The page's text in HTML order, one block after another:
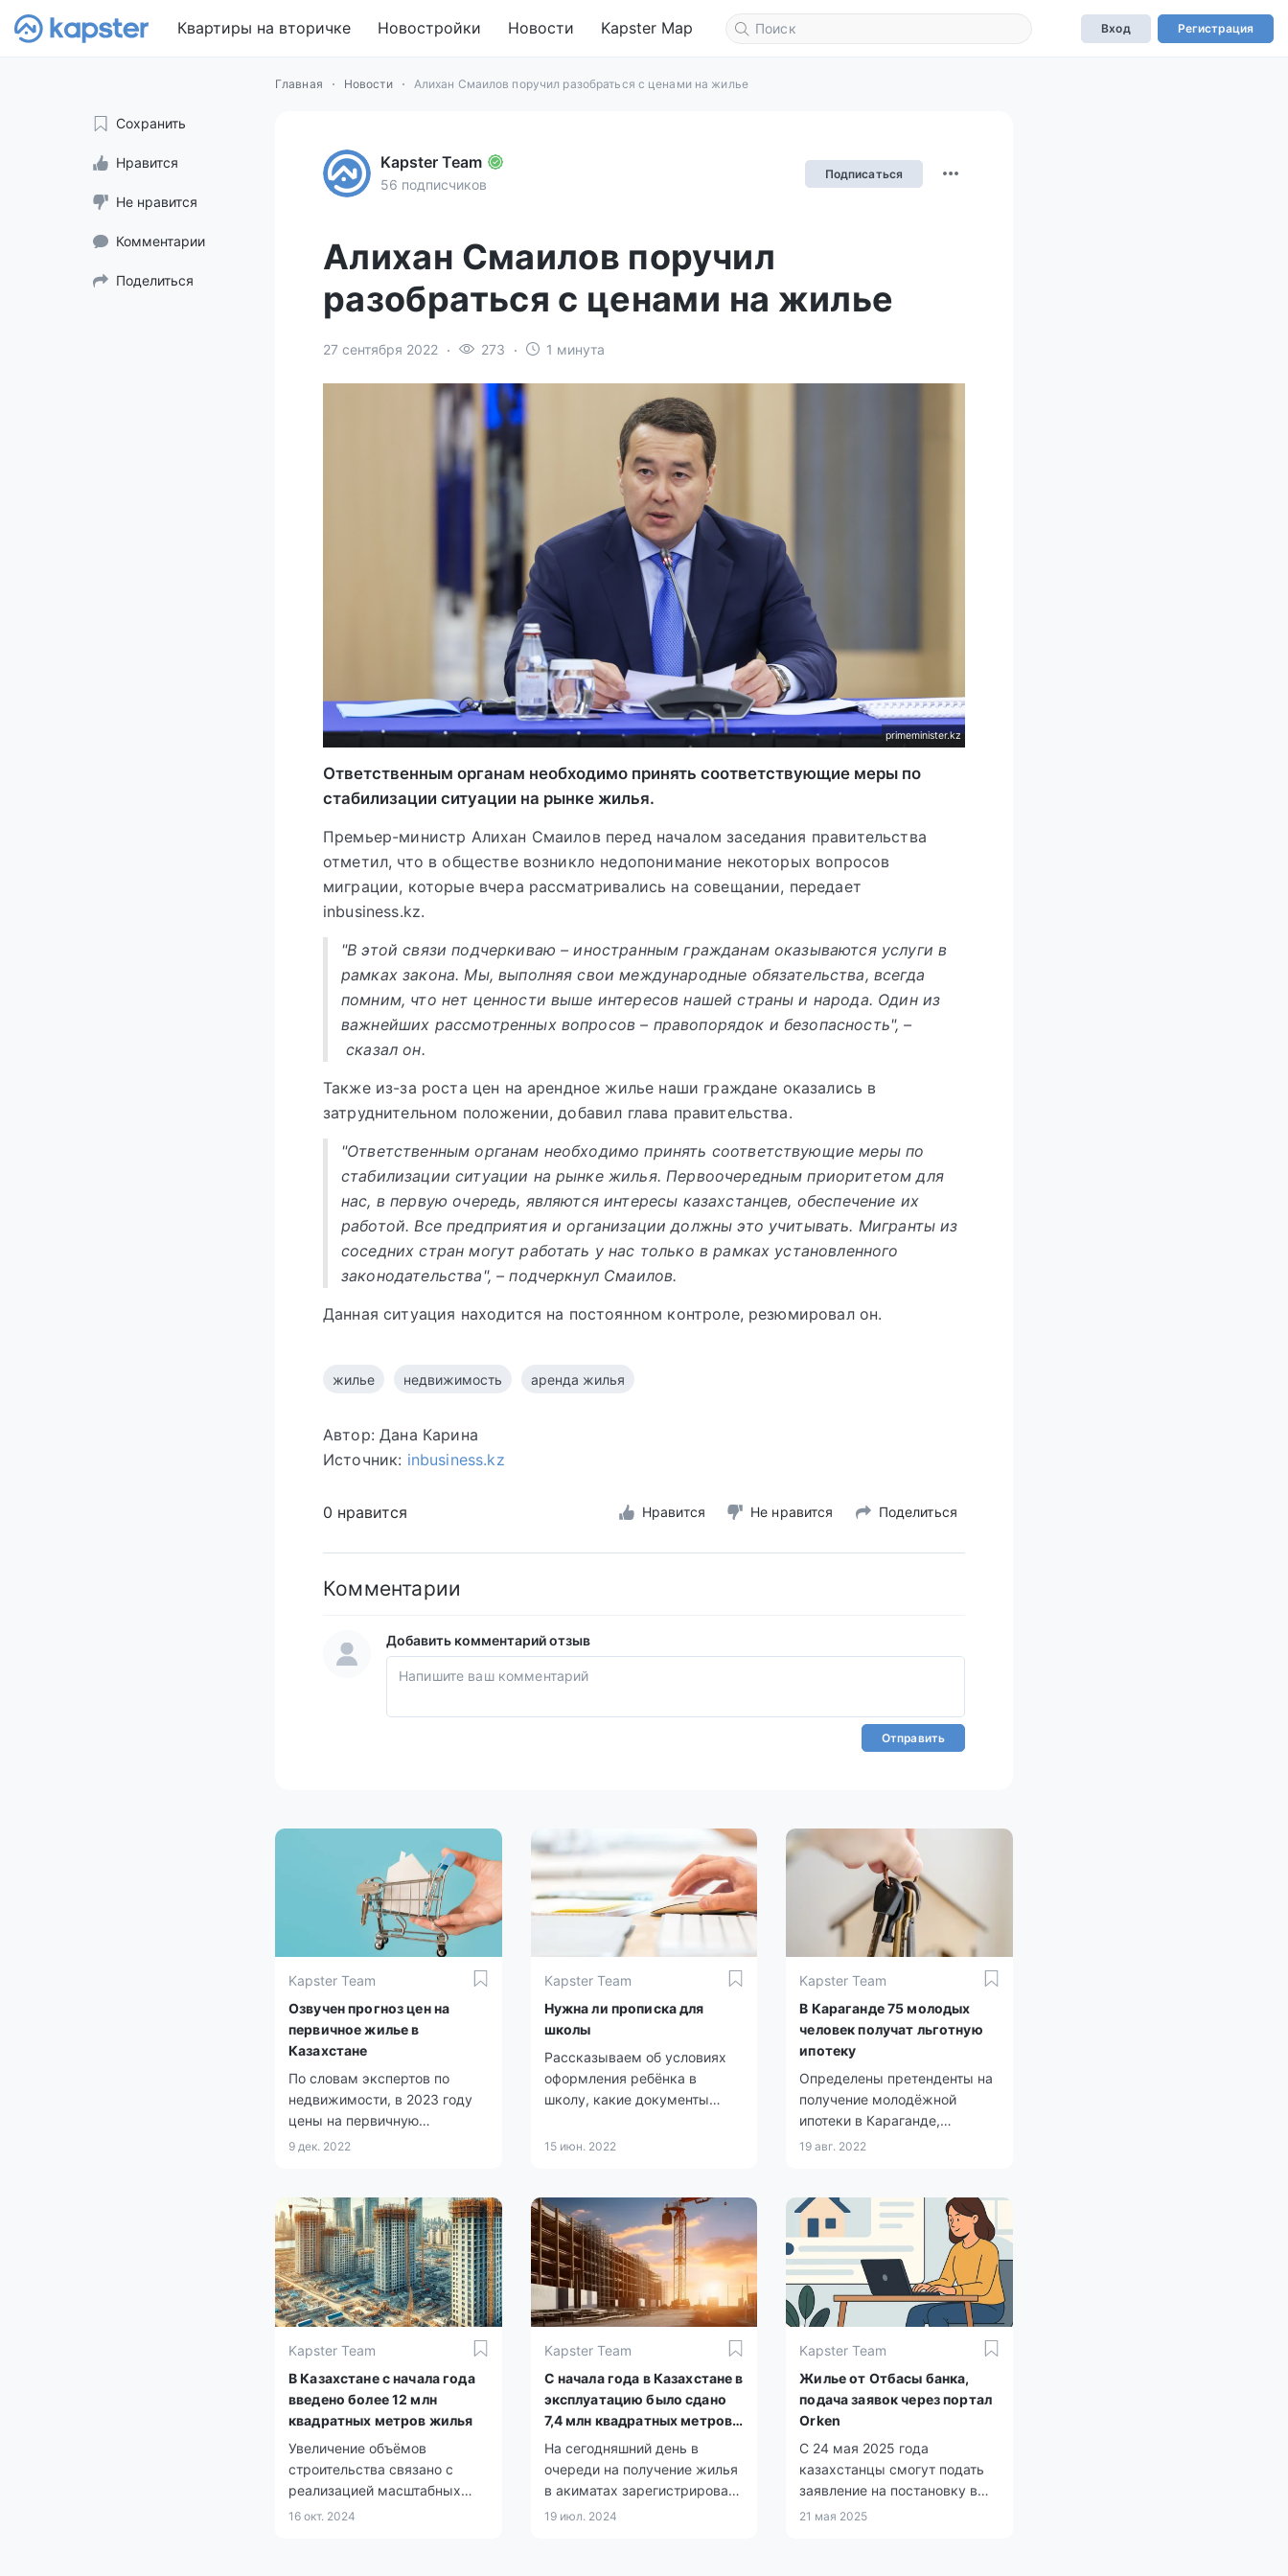
Квартиры на вторичке Новостройки Новости Kapster Map Вход Регистрация
Главная Новости Алихан Смаилов поручил разобраться с ценами на жилье
Сохранить
Нравится
Не нравится
Комментарии
Поделиться
Kapster Team
56 подписчиков
Подписаться
Алихан Смаилов поручил
разобраться с ценами на жилье
27 сентября 2022 273 1 минута
primeminister.kz
Ответственным органам необходимо принять соответствующие меры по
стабилизации ситуации на рынке жилья.
Премьер-министр Алихан Смаилов перед началом заседания правительства
отметил, что в обществе возникло недопонимание некоторых вопросов
миграции, которые вчера рассматривались на совещании, передает
inbusiness.kz.
"В этой связи подчеркиваю – иностранным гражданам оказываются услуги в
рамках закона. Мы, выполняя свои международные обязательства, всегда
помним, что нет ценности выше интересов нашей страны и народа. Один из
важнейших рассмотренных вопросов – правопорядок и безопасность", –
сказал он.
Также из-за роста цен на арендное жилье наши граждане оказались в
затруднительном положении, добавил глава правительства.
"Ответственным органам необходимо принять соответствующие меры по
стабилизации ситуации на рынке жилья. Первоочередным приоритетом для
нас, в первую очередь, являются интересы казахстанцев, обеспечение их
работой. Все предприятия и организации должны это учитывать. Мигранты из
соседних стран могут работать у нас только в рамках установленного
законодательства", – подчеркнул Смаилов.
Данная ситуация находится на постоянном контроле, резюмировал он.
жилье недвижимость аренда жилья
Автор: Дана Карина
Источник: inbusiness.kz
0 нравится Нравится Не нравится Поделиться
Комментарии
Добавить комментарий отзыв
Отправить
Kapster Team
Озвучен прогноз цен на
первичное жилье в
Казахстане
По словам экспертов по
недвижимости, в 2023 году
цены на первичную
недвижимость в Казахстане
ссылкой на КТК.
9 дек. 2022
Kapster Team
Нужна ли прописка для
школы
Рассказываем об условиях
оформления ребёнка в
школу, какие документы
играет прописка по месту
15 июн. 2022
Kapster Team
В Караганде 75 молодых
человек получат льготную
ипотеку
Определены претенденты на
получение молодёжной
ипотеки в Караганде,
передает информационная
области. Инициатором
льготной программы для
работающей молодёжи стал
акимат области совместно с
Отбасы банком.
19 авг. 2022
Kapster Team
В Казахстане с начала года
введено более 12 млн
квадратных метров жилья
Увеличение объёмов
строительства связано с
реализацией масштабных
государственных программ в
16 окт. 2024
Kapster Team
С начала года в Казахстане в
эксплуатацию было сдано
7,4 млн квадратных метров
жилья
На сегодняшний день в
очереди на получение жилья
в акиматах зарегистрировано
более 650 тысяч человек.
19 июл. 2024
Kapster Team
Жилье от Отбасы банка,
подача заявок через портал
Orken
С 24 мая 2025 года
казахстанцы смогут подать
заявление на постановку в
очередь на жилье.
21 мая 2025